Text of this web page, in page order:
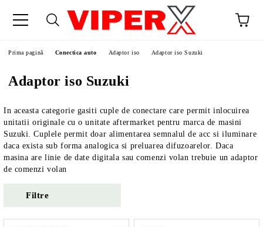
Prima pagină Conectica auto Adaptor iso Adaptor iso Suzuki
Adaptor iso Suzuki
In aceasta categorie gasiti cuple de conectare care permit inlocuirea
unitatii originale cu o unitate aftermarket pentru marca de masini
Suzuki. Cuplele permit doar alimentarea semnalul de acc si iluminare
daca exista sub forma analogica si preluarea difuzoarelor. Daca
masina are linie de date digitala sau comenzi volan trebuie un adaptor
de comenzi volan
Filtre